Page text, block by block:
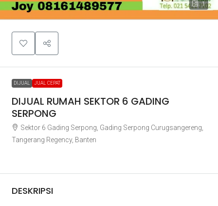
1
DIJUAL JUAL CEPAT
DIJUAL RUMAH SEKTOR 6 GADING
SERPONG
Sektor 6 Gading Serpong, Gading Serpong Curugsangereng,
Tangerang Regency, Banten
DESKRIPSI